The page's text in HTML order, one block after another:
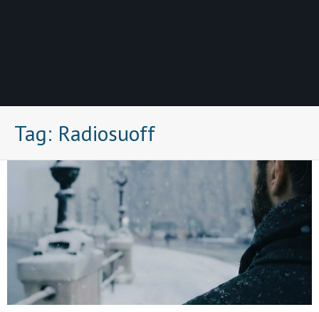
Tag: Radiosuoff